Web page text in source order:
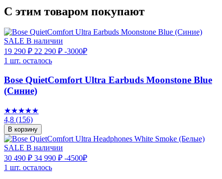
С этим товаром покупают
SALE В наличии
19 290 ₽ 22 290 ₽ -3000₽
1 шт. осталось
Bose QuietComfort Ultra Earbuds Moonstone Blue
(Синие)
★★★★★
4,8 (156)
В корзину
SALE В наличии
30 490 ₽ 34 990 ₽ -4500₽
1 шт. осталось